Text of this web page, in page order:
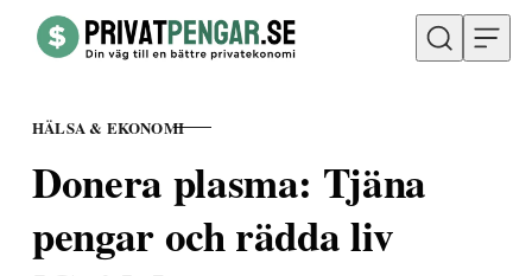
Hoppa till innehåll
KATEGORI
HÄLSA & EKONOMI
Donera plasma: Tjäna
pengar och rädda liv